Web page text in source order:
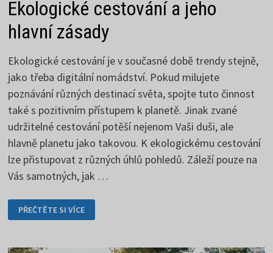
Ekologické cestování a jeho
hlavní zásady
Ekologické cestování je v současné době trendy stejně,
jako třeba digitální nomádství. Pokud milujete
poznávání různých destinací světa, spojte tuto činnost
také s pozitivním přístupem k planetě. Jinak zvané
udržitelné cestování potěší nejenom Vaši duši, ale
hlavně planetu jako takovou. K ekologickému cestování
lze přistupovat z různých úhlů pohledů. Záleží pouze na
Vás samotných, jak …
EKOLOGICKÉ
CESTOVÁNÍ
A
ZÁSADY
PŘEČTĚTE SI VÍCE